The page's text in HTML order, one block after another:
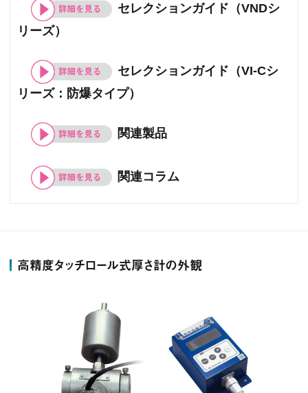
セレクションガイド（VNDシ
リーズ）
セレクションガイド（VI-Cシ
リーズ：防爆タイプ）
関連製品
関連コラム
高精度タッチロール式厚さ計の外観